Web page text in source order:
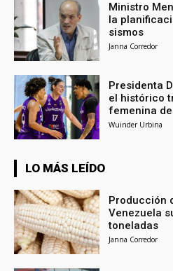
Ministro
la
sismos
Janna Corredor
Presidenta
el histórico
femenina
Wuinder Urbina
LO MÁS LEÍDO
Producción
Venezuela
toneladas
Janna Corredor